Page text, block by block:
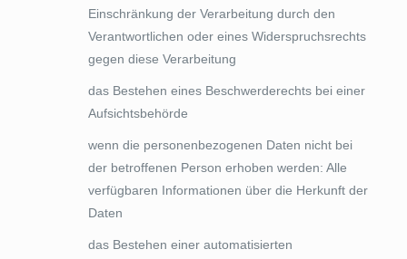
Einschränkung der Verarbeitung durch den
Verantwortlichen oder eines Widerspruchsrechts
gegen diese Verarbeitung
das Bestehen eines Beschwerderechts bei einer
Aufsichtsbehörde
wenn die personenbezogenen Daten nicht bei
der betroffenen Person erhoben werden: Alle
verfügbaren Informationen über die Herkunft der
Daten
das Bestehen einer automatisierten